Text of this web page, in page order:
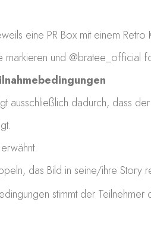
eine PR Box mit einem
markieren und
ausschließlich dadurch, dass
das Bild in seine/ihre Story
stimmt der Teilnehmer